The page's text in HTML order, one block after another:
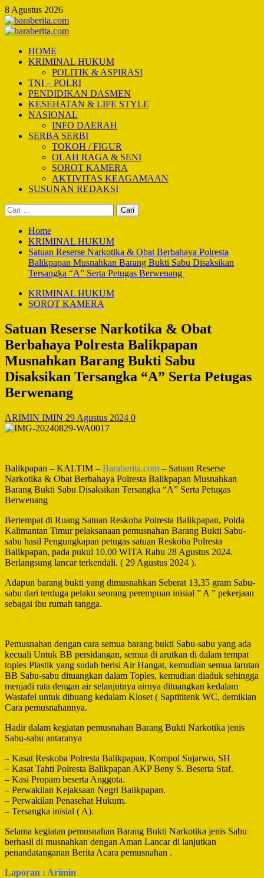
Skip
to
content
8 Agustus 2026
Primary
HOME
KRIMINAL HUKUM
POLITIK & ASPIRASI
TNI – POLRI
PENDIDIKAN DASMEN
KESEHATAN & LIFE STYLE
NASIONAL
INFO DAERAH
SERBA SERBI
TOKOH / FIGUR
OLAH RAGA & SENI
SOROT KAMERA
AKTIVITAS KEAGAMAAN
SUSUNAN REDAKSI
Cari
untuk:
Home
KRIMINAL HUKUM
Satuan Reserse Narkotika & Obat Berbahaya Polresta
Balikpapan Musnahkan Barang Bukti Sabu Disaksikan
Tersangka “A” Serta Petugas Berwenang
KRIMINAL HUKUM
SOROT KAMERA
Satuan Reserse Narkotika & Obat
Berbahaya Polresta Balikpapan
Musnahkan Barang Bukti Sabu
Disaksikan Tersangka “A” Serta Petugas
Berwenang
ARIMIN IMIN 29 Agustus 2024 0
Balikpapan – KALTIM – Baraberita.com – Satuan Reserse
Narkotika & Obat Berbahaya Polresta Balikpapan Musnahkan
Barang Bukti Sabu Disaksikan Tersangka “A” Serta Petugas
Berwenang
Bertempat di Ruang Satuan Reskoba Polresta Balikpapan, Polda
Kalimantan Timur pelaksanaan pemusnahan Barang Bukti Sabu-
sabu hasil Pengungkapan petugas satuan Reskoba Polresta
Balikpapan, pada pukul 10.00 WITA Rabu 28 Agustus 2024.
Berlangsung lancar terkendali. ( 29 Agustus 2024 ).
Adapun barang bukti yang dimusnahkan Seberat 13,35 gram Sabu-
sabu dari terduga pelaku seorang perempuan inisial ” A ” pekerjaan
sebagai ibu rumah tangga.
Pemusnahan dengan cara semua barang bukti Sabu-sabu yang ada
kecuali Untuk BB persidangan, semua di arutkan di dalam tempat
toples Plastik yang sudah berisi Air Hangat, kemudian semua larutan
BB Sabu-sabu dituangkan dalam Toples, kemudian diaduk sehingga
menjadi rata dengan air selanjutnya airnya dituangkan kedalam
Wastafel untuk dibuang kedalam Kloset ( Saptititenk WC, demikian
Cara pemusnahannya.
Hadir dalam kegiatan pemusnahan Barang Bukti Narkotika jenis
Sabu-sabu antaranya
– Kasat Reskoba Polresta Balikpapan, Kompol Sujarwo, SH
– Kasat Tahti Polresta Balikpapan AKP Beny S. Beserta Staf.
– Kasi Propam beserta Anggota.
– Perwakilan Kejaksaan Negri Balikpapan.
– Perwakilan Penasehat Hukum.
– Tersangka inisial ( A).
Selama kegiatan pemusnahan Barang Bukti Narkotika jenis Sabu
berhasil di musnahkan dengan Aman Lancar di lanjutkan
penandatanganan Berita Acara pemusnahan .
Laporan : Arimin